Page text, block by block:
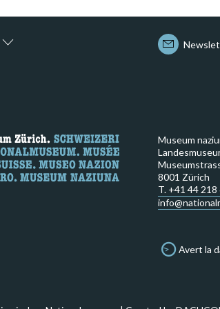
Museum
8001 Zürich
T. +41 44 218
Avert la